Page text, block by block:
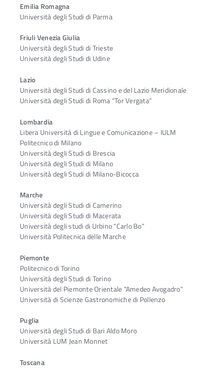
Emilia Romagna
Università degli Studi di Parma
Friuli Venezia Giulia
Università degli Studi di Trieste
Università degli Studi di Udine
Lazio
Università degli Studi di Cassino e del Lazio Meridionale
Università degli Studi di Roma “Tor Vergata”
Lombardia
Libera Università di Lingue e Comunicazione – IULM
Politecnico di Milano
Università degli Studi di Brescia
Università degli Studi di Milano
Università degli Studi di Milano-Bicocca
Marche
Università degli Studi di Camerino
Università degli Studi di Macerata
Università degli studi di Urbino “Carlo Bo”
Università Politecnica delle Marche
Piemonte
Politecnico di Torino
Università degli Studi di Torino
Università del Piemonte Orientale “Amedeo Avogadro”
Università di Scienze Gastronomiche di Pollenzo
Puglia
Università degli Studi di Bari Aldo Moro
Università LUM Jean Monnet
Toscana